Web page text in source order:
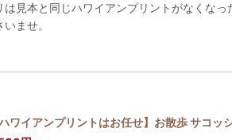
は見本と同じハワイアンプリントがなくな
ませ。
ハワイアンプリントはお任せ】お散歩 サコ